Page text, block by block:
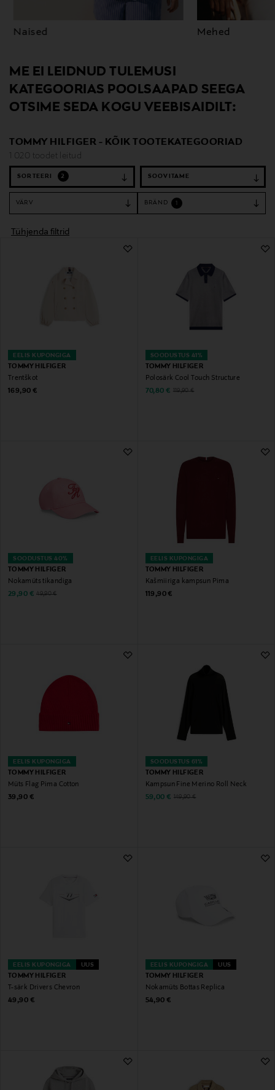
Naised Mehed
ME EI LEIDNUD TULEMUSI
KATEGOORIAS POOLSAAPAD SEEGA
OTSIME SEDA KOGU VEEBISAIDILT:
TOMMY HILFIGER - KÕIK TOOTEKATEGOORIAD
1 020 toodet leitud
SORTEERI 2
VÄRV BRÄND
Tühjenda filtrid
EELIS KUPONGIGA
TOMMY HILFIGER
Trentškot
Original Price
169,90 €
SOODUSTUS 41%
TOMMY HILFIGER
Polosärk Cool Touch Structure
Discounted Price
70,80 € Original Price
119,90 €
SOODUSTUS 40%
TOMMY HILFIGER
Nokamüts tikandiga
Discounted Price
29,90 € Original Price
49,90 €
EELIS KUPONGIGA
TOMMY HILFIGER
Kašmiiriga kampsun Pima
Original Price
119,90 €
EELIS KUPONGIGA
TOMMY HILFIGER
Müts Flag Pima Cotton
Original Price
39,90 €
SOODUSTUS 61%
TOMMY HILFIGER
Kampsun Fine Merino Roll Neck
Discounted Price
59,00 € Original Price
149,90 €
EELIS KUPONGIGA UUS
TOMMY HILFIGER
T-särk Drivers Chevron
Original Price
49,90 €
EELIS KUPONGIGA UUS
TOMMY HILFIGER
Nokamüts Bottas Replica
Original Price
54,90 €